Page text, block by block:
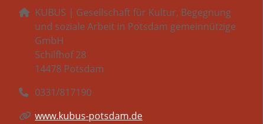
KUBUS | Gesellschaft für Kultur, Begegnung
und soziale Arbeit in Potsdam gemeinnützige
GmbH
Schilfhof 28
14478 Potsdam
0331/817190
www.kubus-potsdam.de